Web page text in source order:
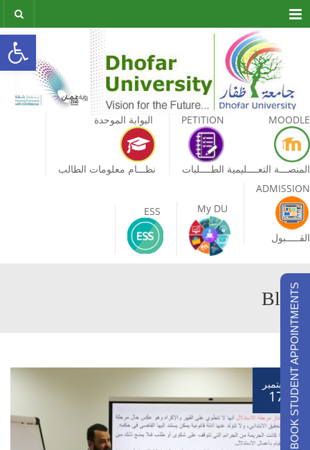
Menu
MOODLE
المنصـــة التعــــليمية
PETITION
الطــــلبات
البوابة الموحدة
نظـــام معلومات الطالب
ADMISSION
القـــــبول
Blog
سبتمبر
17 BOOK STUDENT APPOINTMENTS